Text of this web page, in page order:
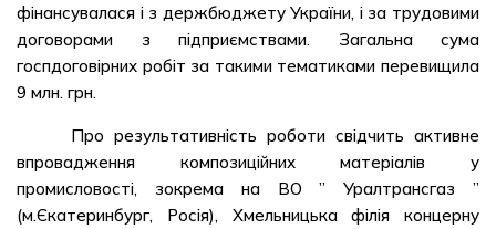
фінансувалася і з держбюджету України, і за трудовими
договорами з підприємствами. Загальна сума
госпдоговірних робіт за такими тематиками перевищила
9 млн. грн.
Про результативність роботи свідчить активне
впровадження композиційних матеріалів у
промисловості, зокрема на ВО ” Уралтрансгаз ”
(м.Єкатеринбург, Росія), Хмельницька філія концерну